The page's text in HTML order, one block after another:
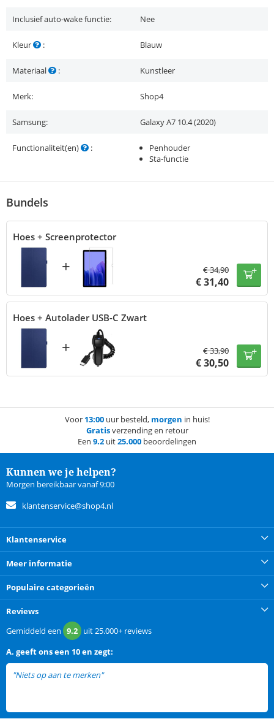
Inclusief auto-wake functie: Nee
Kleur : Blauw
Materiaal : Kunstleer
Merk: Shop4
Samsung: Galaxy A7 10.4 (2020)
Functionaliteit(en) :
Penhouder
Sta-functie
Bundels
Hoes + Screenprotector
+ €34,90
€31,40
Hoes + Autolader USB-C Zwart
+ €33,90
€30,50
Voor 13:00uur besteld, morgen in huis!
Gratisverzending en retour
Een 9.2 uit25.000 beoordelingen
Kunnen we je helpen?
Morgen bereikbaar vanaf 9:00
klantenservice@shop4.nl
Klantenservice
Meer informatie
Populaire categorieën
Reviews
Gemiddeld een 9.2 uit25.000+ reviews
A. geeft ons een 10 en zegt:
"Niets op aan te merken"